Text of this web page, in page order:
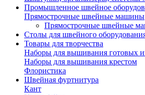
Промышленное швейное
Прямострочные швейные машины
Прямострочные швейные
Столы для швейного
Товары для творчества
Наборы для вышивания готовых
Наборы для вышивания крестом
Флористика
Швейная фуртнитура
Кант